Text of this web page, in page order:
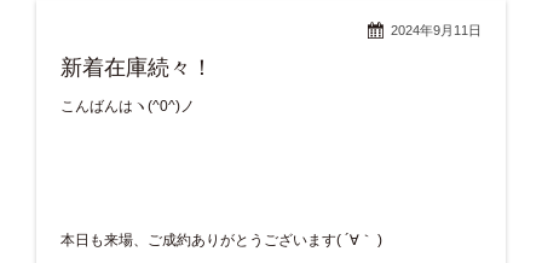
2024年9月11日
新着在庫続々！
こんばんはヽ(^0^)ノ
本日も来場、ご成約ありがとうございます( ´∀｀ )